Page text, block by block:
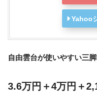
Yahoo
自由雲台が使いやすい三脚
3.6万円＋4万円＋